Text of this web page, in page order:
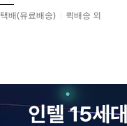
택배(유료배송) 퀵배송 외